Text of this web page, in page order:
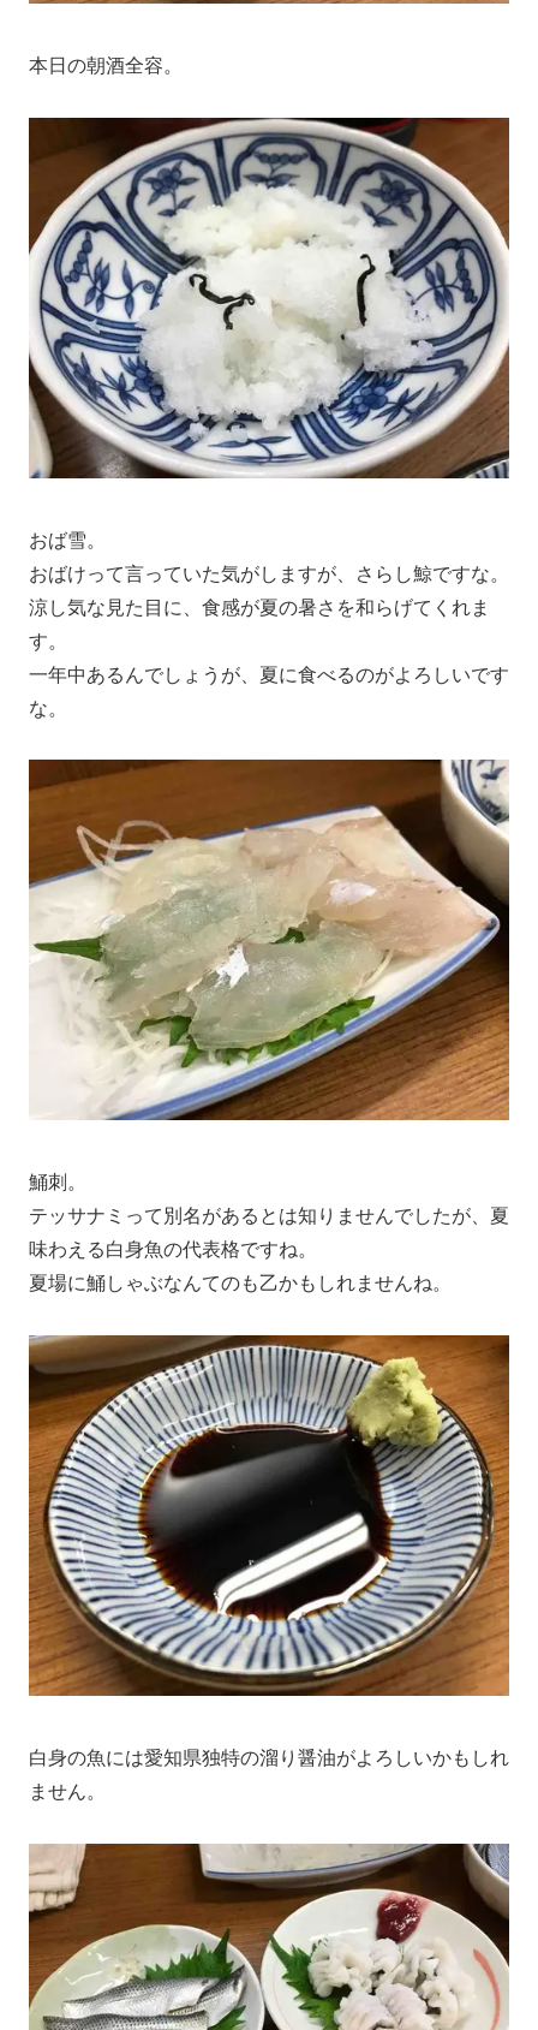
本日の朝酒全容。
おば雪。
おばけって言っていた気がしますが、さらし鯨ですな。
涼し気な見た目に、食感が夏の暑さを和らげてくれま
す。
一年中あるんでしょうが、夏に食べるのがよろしいです
な。
鯒刺。
テッサナミって別名があるとは知りませんでしたが、夏
味わえる白身魚の代表格ですね。
夏場に鯒しゃぶなんてのも乙かもしれませんね。
白身の魚には愛知県独特の溜り醤油がよろしいかもしれ
ません。